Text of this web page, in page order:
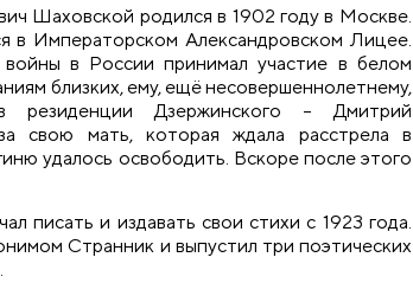
Шаховской родился в 1902 году в Москве.
в Императорском Александровском Лицее.
в России принимал участие в белом
близких, ему, ещё несовершеннолетнему,
резиденции Дзержинского – Дмитрий
свою мать, которая ждала расстрела в
удалось освободить. Вскоре после этого
писать и издавать свои стихи с 1923 года.
Странник и выпустил три поэтических